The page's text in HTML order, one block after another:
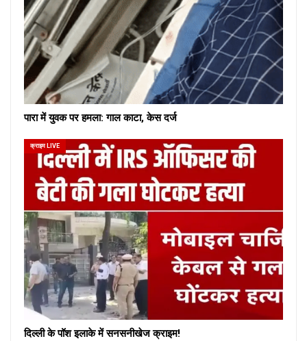
पारा में युवक पर हमला: गाल काटा, केस दर्ज
क्राइम LIVE
दिल्ली के पॉश इलाके में सनसनीखेज क्राइम!